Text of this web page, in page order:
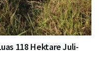
118 Hektare Juli-